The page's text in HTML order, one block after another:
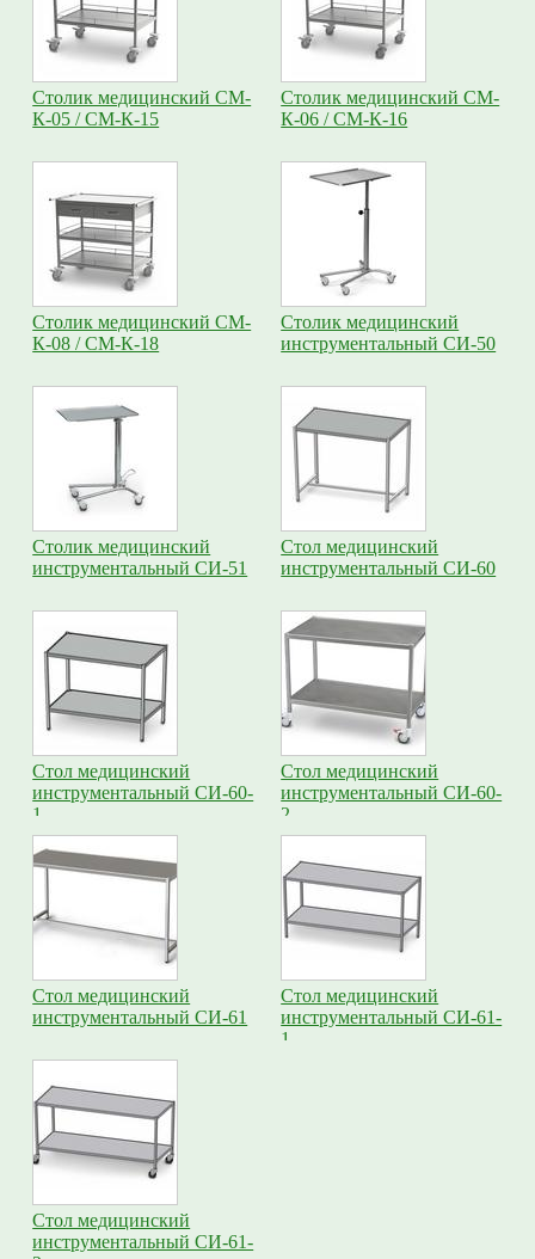
Столик медицинский СМ-
К-05 / СМ-К-15
Столик медицинский СМ-
К-06 / СМ-К-16
Столик медицинский СМ-
К-08 / СМ-К-18
Столик медицинский
инструментальный СИ-50
Столик медицинский
инструментальный СИ-51
Стол медицинский
инструментальный СИ-60
Стол медицинский
инструментальный СИ-60-
1
Стол медицинский
инструментальный СИ-60-
2
Стол медицинский
инструментальный СИ-61
Стол медицинский
инструментальный СИ-61-
1
Стол медицинский
инструментальный СИ-61-